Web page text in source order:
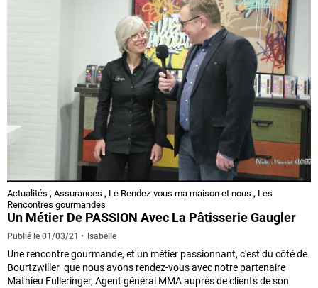
Actualités , Assurances , Le Rendez-vous ma maison et nous , Les
Rencontres gourmandes
Un Métier De PASSION Avec La Pâtisserie Gaugler
Publié le 01/03/21 Isabelle
Une rencontre gourmande, et un métier passionnant, c'est du côté de
Bourtzwiller que nous avons rendez-vous avec notre partenaire
Mathieu Fulleringer, Agent général MMA auprès de clients de son